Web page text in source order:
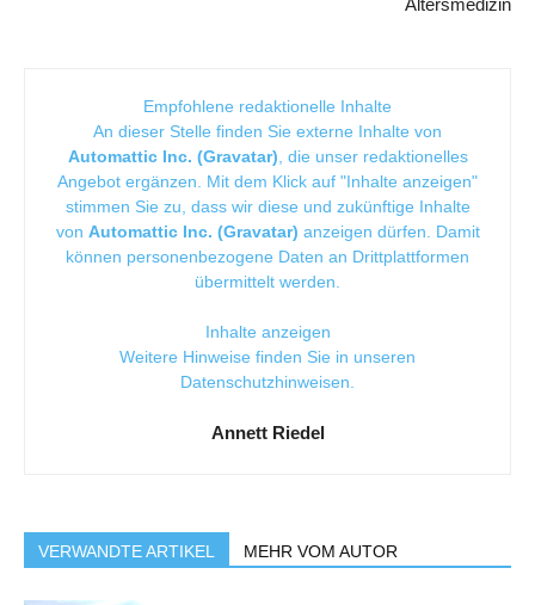
Altersmedizin
Empfohlene redaktionelle Inhalte
An dieser Stelle finden Sie externe Inhalte von
Automattic Inc. (Gravatar) , die unser redaktionelles
Angebot ergänzen. Mit dem Klick auf "Inhalte anzeigen"
stimmen Sie zu, dass wir diese und zukünftige Inhalte
von Automattic Inc. (Gravatar) anzeigen dürfen. Damit
können personenbezogene Daten an Drittplattformen
übermittelt werden.
Inhalte anzeigen
Weitere Hinweise finden Sie in unseren
Datenschutzhinweisen
Annett Riedel
VERWANDTE ARTIKEL MEHR VOM AUTOR